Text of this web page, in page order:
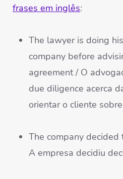
frases em inglês:
The lawyer is doing
company before
agreement / O
due diligence acerca
orientar o cliente
The company
A empresa decidiu